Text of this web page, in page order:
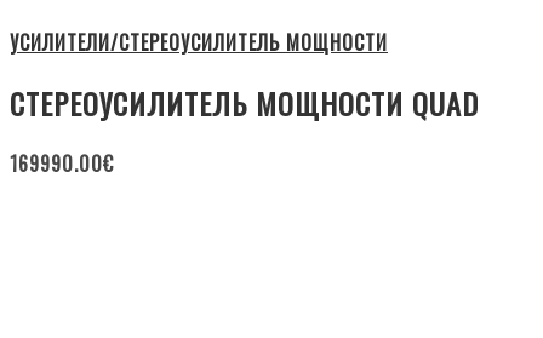
УСИЛИТЕЛИ/СТЕРЕОУСИЛИТЕЛЬ МОЩНОСТИ
СТЕРЕОУСИЛИТЕЛЬ МОЩНОСТИ QUAD
169990.00€